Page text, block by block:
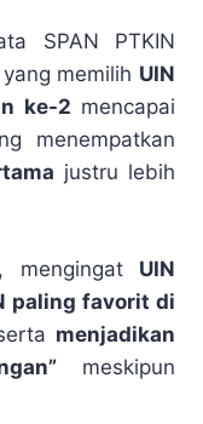
SPAN PTKIN
memilih UIN
ke-2 mencapai
menempatkan
justru lebih
mengingat UIN
paling favorit di
menjadikan
meskipun